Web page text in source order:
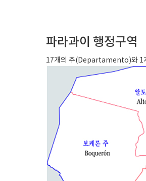
파라과이 행정구역
17개의 주(Departamento)와 1